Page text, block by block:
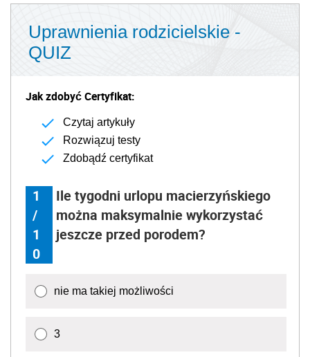
Uprawnienia rodzicielskie -
QUIZ
Jak zdobyć Certyfikat:
Czytaj artykuły
Rozwiązuj testy
Zdobądź certyfikat
1
/
1
0
Ile tygodni urlopu macierzyńskiego
można maksymalnie wykorzystać
jeszcze przed porodem?
nie ma takiej możliwości
3